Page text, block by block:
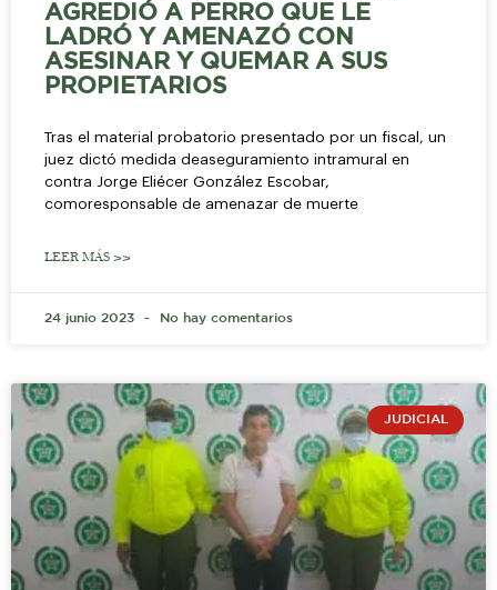
AGREDIÓ A PERRO QUE LE
LADRÓ Y AMENAZÓ CON
ASESINAR Y QUEMAR A SUS
PROPIETARIOS
Tras el material probatorio presentado por un fiscal, un
juez dictó medida deaseguramiento intramural en
contra Jorge Eliécer González Escobar,
comoresponsable de amenazar de muerte
LEER MÁS >>
24 junio 2023 No hay comentarios
JUDICIAL